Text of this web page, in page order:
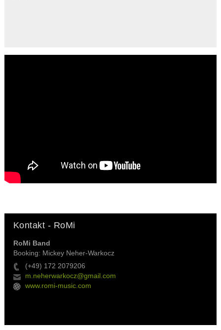
Kontakt - RoMi
RoMi Band
Booking: Mickey Neher-Warkocz
(+49) 172 2079206
m.neherwarkocz@gmail.com
www.romi-music.com